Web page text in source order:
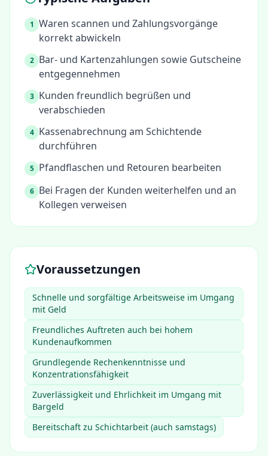
1 Waren scannen und Zahlungsvorgänge
korrekt abwickeln
2 Bar- und Kartenzahlungen sowie Gutscheine
entgegennehmen
3 Kunden freundlich begrüßen und
verabschieden
4 Kassenabrechnung am Schichtende
durchführen
5 Pfandflaschen und Retouren bearbeiten
6 Bei Fragen der Kunden weiterhelfen und an
Kollegen verweisen
Voraussetzungen
Schnelle und sorgfältige Arbeitsweise im Umgang
mit Geld
Freundliches Auftreten auch bei hohem
Kundenaufkommen
Grundlegende Rechenkenntnisse und
Konzentrationsfähigkeit
Zuverlässigkeit und Ehrlichkeit im Umgang mit
Bargeld
Bereitschaft zu Schichtarbeit (auch samstags)